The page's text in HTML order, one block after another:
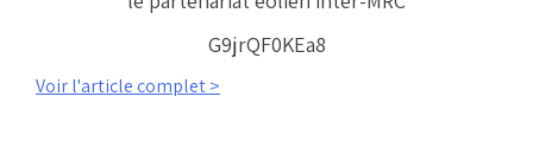
G9jrQF0KEa8
Voir l'article complet >